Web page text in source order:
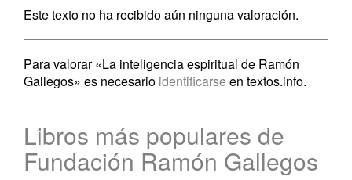
Este texto no ha recibido aún ninguna valoración.
Para valorar «La inteligencia espiritual de Ramón
Gallegos» es necesario identificarse en textos.info.
Libros más populares de
Fundación Ramón Gallegos